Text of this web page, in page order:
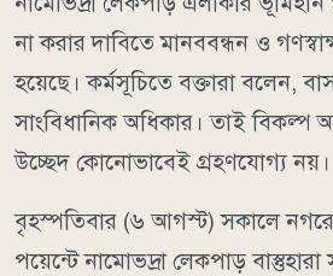
না করার দাবিতে মানববন্ধন ও
হয়েছে। কর্মসূচিতে বক্তারা বলেন,
সাংবিধানিক অধিকার। তাই বিকল্প
উচ্ছেদ কোনোভাবেই গ্রহণযোগ্য নয়।
বৃহস্পতিবার (৬ আগস্ট) সকালে
পয়েন্টে নামোভদ্রা লেকপাড়